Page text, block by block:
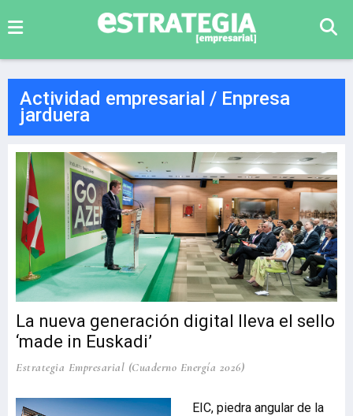
Actividad empresarial / Enpresa
jarduera
La nueva generación digital lleva el sello
‘made in Euskadi’
Estrategia Empresarial (Cuaderno Energía 2026)
EIC, piedra angular de la